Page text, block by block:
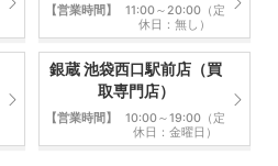
【営業時間】
11:00～20:00（定
休日：無し）
銀蔵 池袋西口駅前店（買
取専門店）
【営業時間】
10:00～19:00（定
休日：金曜日）